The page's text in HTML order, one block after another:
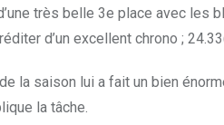
très belle 3e place avec
d’un excellent chrono ;
la saison lui a fait un bien
la tâche.